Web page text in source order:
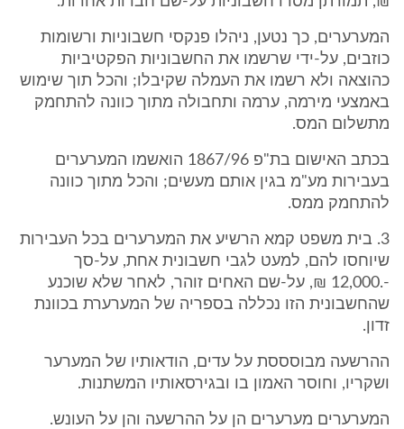
המערערים, כך נטען, ניהלו פנקסי חשבוניות ורשומות
כוזבים, על-ידי שרשמו את החשבוניות הפקטיביות
כהוצאה ולא רשמו את העמלה שקיבלו; והכל תוך שימוש
באמצעי מירמה, ערמה ותחבולה מתוך כוונה להתחמק
מתשלום המס.
בכתב האישום בת"פ 1867/96 הואשמו המערערים
בעבירות מע"מ בגין אותם מעשים; והכל מתוך כוונה
להתחמק ממס.
3. בית משפט קמא הרשיע את המערערים בכל העבירות
שיוחסו להם, למעט לגבי חשבונית אחת, על-סך
-.12,000 ₪, על-שם האחים זוהר, לאחר שלא שוכנע
שהחשבונית הזו נכללה בספריה של המערערת בכוונת
זדון.
ההרשעה מבוסססת על עדים, הודאותיו של המערער
ושקריו, וחוסר האמון בו ובגירסאותיו המשתנות.
המערערים מערערים הן על ההרשעה והן על העונש.